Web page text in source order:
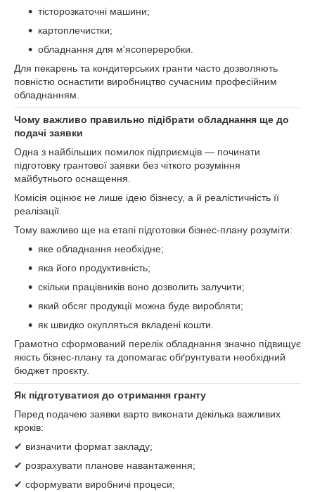
тісторозкаточні машини;
картоплечистки;
обладнання для м'ясопереробки.
Для пекарень та кондитерських гранти часто дозволяють
повністю оснастити виробництво сучасним професійним
обладнанням.
Чому важливо правильно підібрати обладнання ще до
подачі заявки
Одна з найбільших помилок підприємців — починати
підготовку грантової заявки без чіткого розуміння
майбутнього оснащення.
Комісія оцінює не лише ідею бізнесу, а й реалістичність її
реалізації.
Тому важливо ще на етапі підготовки бізнес-плану розуміти:
яке обладнання необхідне;
яка його продуктивність;
скільки працівників воно дозволить залучити;
який обсяг продукції можна буде виробляти;
як швидко окупляться вкладені кошти.
Грамотно сформований перелік обладнання значно підвищує
якість бізнес-плану та допомагає обґрунтувати необхідний
бюджет проєкту.
Як підготуватися до отримання гранту
Перед подачею заявки варто виконати декілька важливих
кроків:
✔ визначити формат закладу;
✔ розрахувати планове навантаження;
✔ сформувати виробничі процеси;